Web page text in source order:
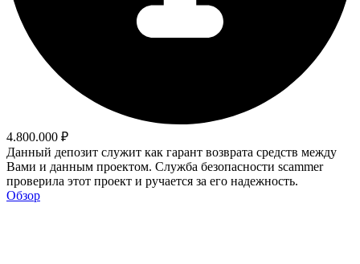
4.800.000 ₽
Данный депозит служит как гарант возврата средств между
Вами и данным проектом. Служба безопасности scammer
проверила этот проект и ручается за его надежность.
Обзор